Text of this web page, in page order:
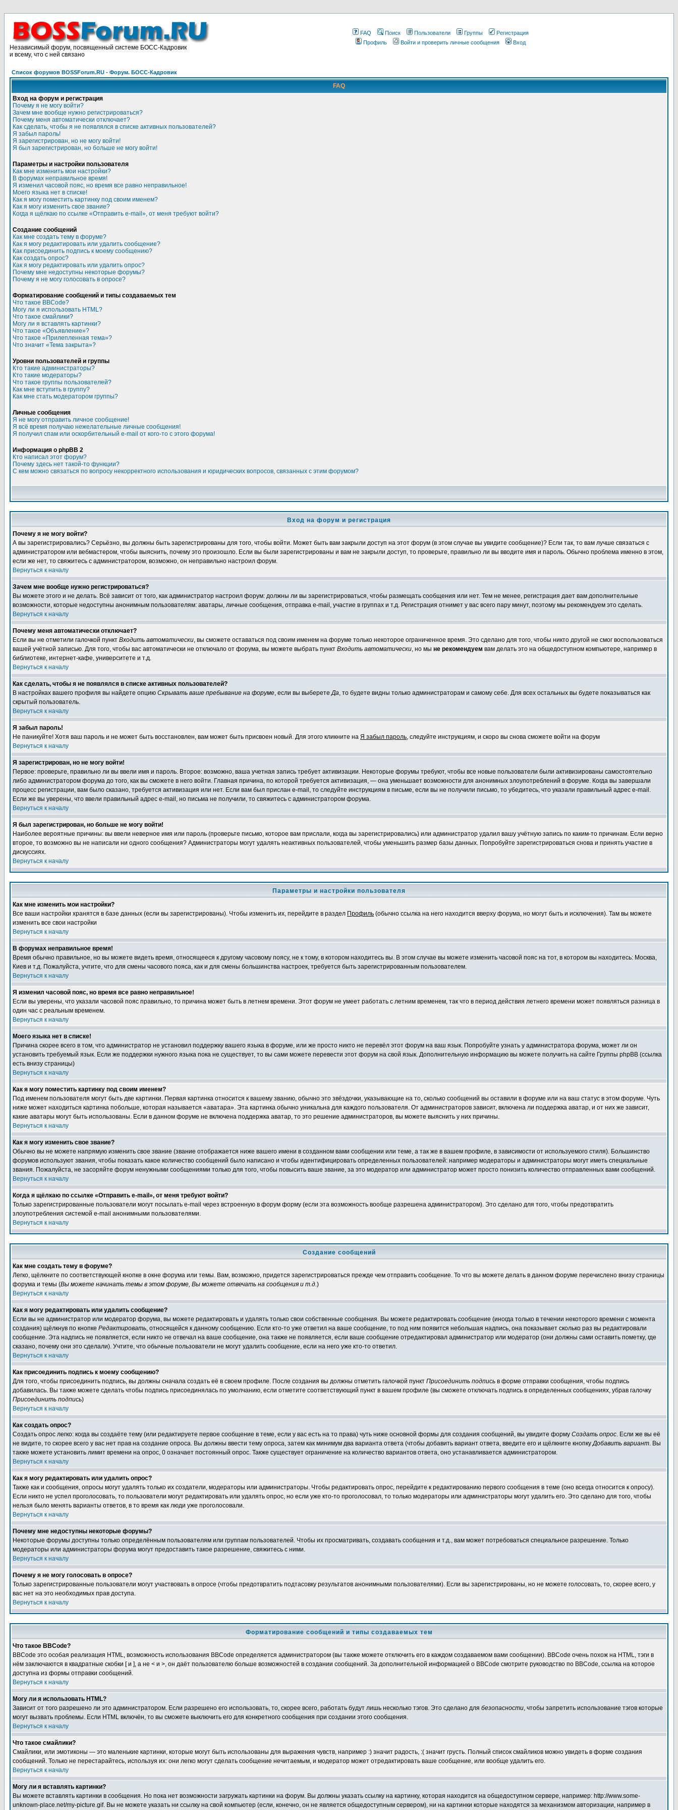
Независимый форум, посвященный системе БОСС-Кадровик
и всему, что с ней связано
FAQ Поиск Пользователи Группы
Регистрация
Профиль
Войти и проверить личные сообщения Вход
Список форумов BOSSForum.RU - Форум. БОСС-Кадровик
FAQ
Вход на форум и регистрация
Почему я не могу войти?
Зачем мне вообще нужно регистрироваться?
Почему меня автоматически отключает?
Как сделать, чтобы я не появлялся в списке активных пользователей?
Я забыл пароль!
Я зарегистрирован, но не могу войти!
Я был зарегистрирован, но больше не могу войти!
Параметры и настройки пользователя
Как мне изменить мои настройки?
В форумах неправильное время!
Я изменил часовой пояс, но время все равно неправильное!
Моего языка нет в списке!
Как я могу поместить картинку под своим именем?
Как я могу изменить свое звание?
Когда я щёлкаю по ссылке «Отправить e-mail», от меня требуют войти?
Создание сообщений
Как мне создать тему в форуме?
Как я могу редактировать или удалить сообщение?
Как присоединить подпись к моему сообщению?
Как создать опрос?
Как я могу редактировать или удалить опрос?
Почему мне недоступны некоторые форумы?
Почему я не могу голосовать в опросе?
Форматирование сообщений и типы создаваемых тем
Что такое BBCode?
Могу ли я использовать HTML?
Что такое смайлики?
Могу ли я вставлять картинки?
Что такое «Объявление»?
Что такое «Прилепленная тема»?
Что значит «Тема закрыта»?
Уровни пользователей и группы
Кто такие администраторы?
Кто такие модераторы?
Что такое группы пользователей?
Как мне вступить в группу?
Как мне стать модератором группы?
Личные сообщения
Я не могу отправить личное сообщение!
Я всё время получаю нежелательные личные сообщения!
Я получил спам или оскорбительный e-mail от кого-то с этого форума!
Информация о phpBB 2
Кто написал этот форум?
Почему здесь нет такой-то функции?
С кем можно связаться по вопросу некорректного использования и юридических вопросов, связанных с этим форумом?
Вход на форум и регистрация
Почему я не могу войти?
А вы зарегистрировались? Серьёзно, вы должны быть зарегистрированы для того, чтобы войти. Может быть вам закрыли доступ на этот форум (в этом случае вы увидите сообщение)? Если так, то вам лучше связаться с
администратором или вебмастером, чтобы выяснить, почему это произошло. Если вы были зарегистрированы и вам не закрыли доступ, то проверьте, правильно ли вы вводите имя и пароль. Обычно проблема именно в этом,
если же нет, то свяжитесь с администратором, возможно, он неправильно настроил форум.
Вернуться к началу
Зачем мне вообще нужно регистрироваться?
Вы можете этого и не делать. Всё зависит от того, как администратор настроил форум: должны ли вы зарегистрироваться, чтобы размещать сообщения или нет. Тем не менее, регистрация дает вам дополнительные
возможности, которые недоступны анонимным пользователям: аватары, личные сообщения, отправка e-mail, участие в группах и т.д. Регистрация отнимет у вас всего пару минут, поэтому мы рекомендуем это сделать.
Вернуться к началу
Почему меня автоматически отключает?
Если вы не отметили галочкой пункт Входить автоматически, вы сможете оставаться под своим именем на форуме только некоторое ограниченное время. Это сделано для того, чтобы никто другой не смог воспользоваться
вашей учётной записью. Для того, чтобы вас автоматически не отключало от форума, вы можете выбрать пункт Входить автоматически, но мы не рекомендуем вам делать это на общедоступном компьютере, например в
библиотеке, интернет-кафе, университете и т.д.
Вернуться к началу
Как сделать, чтобы я не появлялся в списке активных пользователей?
В настройках вашего профиля вы найдете опцию Скрывать ваше пребывание на форуме, если вы выберетеДа, то будете видны только администраторам и самому себе. Для всех остальных вы будете показываться как
скрытый пользователь.
Вернуться к началу
Я забыл пароль!
Не паникуйте! Хотя ваш пароль и не может быть восстановлен, вам может быть присвоен новый. Для этого кликните на Я забыл пароль, следуйте инструкциям, и скоро вы снова сможете войти на форум
Вернуться к началу
Я зарегистрирован, но не могу войти!
Первое: проверьте, правильно ли вы ввели имя и пароль. Второе: возможно, ваша учетная запись требует активизации. Некоторые форумы требуют, чтобы все новые пользователи были активизированы самостоятельно
либо администратором форума до того, как вы сможете в него войти. Главная причина, по которой требуется активизация, — она уменьшает возможности для анонимных злоупотреблений в форуме. Когда вы завершали
процесс регистрации, вам было сказано, требуется активизация или нет. Если вам был прислан e-mail, то следуйте инструкциям в письме, если вы не получили письмо, то убедитесь, что указали правильный адрес e-mail.
Если же вы уверены, что ввели правильный адрес e-mail, но письма не получили, то свяжитесь с администратором форума.
Вернуться к началу
Я был зарегистрирован, но больше не могу войти!
Наиболее вероятные причины: вы ввели неверное имя или пароль (проверьте письмо, которое вам прислали, когда вы зарегистрировались) или администратор удалил вашу учётную запись по каким-то причинам. Если верно
второе, то возможно вы не написали ни одного сообщения? Администраторы могут удалять неактивных пользователей, чтобы уменьшить размер базы данных. Попробуйте зарегистрироваться снова и принять участие в
дискуссиях.
Вернуться к началу
Параметры и настройки пользователя
Как мне изменить мои настройки?
Все ваши настройки хранятся в базе данных (если вы зарегистрированы). Чтобы изменить их, перейдите в раздел Профиль (обычно ссылка на него находится вверху форума, но могут быть и исключения). Там вы можете
изменить все свои настройки
Вернуться к началу
В форумах неправильное время!
Время обычно правильное, но вы можете видеть время, относящееся к другому часовому поясу, не к тому, в котором находитесь вы. В этом случае вы можете изменить часовой пояс на тот, в котором вы находитесь: Москва,
Киев и т.д. Пожалуйста, учтите, что для смены часового пояса, как и для смены большинства настроек, требуется быть зарегистрированным пользователем.
Вернуться к началу
Я изменил часовой пояс, но время все равно неправильное!
Если вы уверены, что указали часовой пояс правильно, то причина может быть в летнем времени. Этот форум не умеет работать с летним временем, так что в период действия летнего времени может появляться разница в
один час с реальным временем.
Вернуться к началу
Моего языка нет в списке!
Причина скорее всего в том, что администратор не установил поддержку вашего языка в форуме, или же просто никто не перевёл этот форум на ваш язык. Попробуйте узнать у администратора форума, может ли он
установить требуемый язык. Если же поддержки нужного языка пока не существует, то вы сами можете перевести этот форум на свой язык. Дополнительную информацию вы можете получить на сайте Группы phpBB (ссылка
есть внизу страницы)
Вернуться к началу
Как я могу поместить картинку под своим именем?
Под именем пользователя могут быть две картинки. Первая картинка относится к вашему званию, обычно это звёздочки, указывающие на то, сколько сообщений вы оставили в форуме или на ваш статус в этом форуме. Чуть
ниже может находиться картинка побольше, которая называется «аватара». Эта картинка обычно уникальна для каждого пользователя. От администраторов зависит, включена ли поддержка аватар, и от них же зависит,
какие аватары могут быть использованы. Если в данном форуме не включена поддержка аватар, то это решение администраторов, вы можете выяснить у них причины.
Вернуться к началу
Как я могу изменить свое звание?
Обычно вы не можете напрямую изменить свое звание (звание отображается ниже вашего имени в созданном вами сообщении или теме, а так же в вашем профиле, в зависимости от используемого стиля). Большинство
форумов используют звания, чтобы показать какое количество сообщений было написано и чтобы идентифицировать определенных пользователей: например модераторы и администраторы могут иметь специальные
звания. Пожалуйста, не засоряйте форум ненужными сообщениями только для того, чтобы повысить ваше звание, за это модератор или администратор может просто понизить количество отправленных вами сообщений.
Вернуться к началу
Когда я щёлкаю по ссылке «Отправить e-mail», от меня требуют войти?
Только зарегистрированные пользователи могут посылать e-mail через встроенную в форум форму (если эта возможность вообще разрешена администратором). Это сделано для того, чтобы предотвратить
злоупотребления системой e-mail анонимными пользователями.
Вернуться к началу
Создание сообщений
Как мне создать тему в форуме?
Легко, щёлкните по соответствующей кнопке в окне форума или темы. Вам, возможно, придется зарегистрироваться прежде чем отправить сообщение. То что вы можете делать в данном форуме перечислено внизу страницы
форума и темы (Вы можете начинать темы в этом форуме, Вы можете отвечать на сообщения и т.д.)
Вернуться к началу
Как я могу редактировать или удалить сообщение?
Если вы не администратор или модератор форума, вы можете редактировать и удалять только свои собственные сообщения. Вы можете редактировать сообщение (иногда только в течении некоторого времени с момента
создания) щёлкнув по кнопке Редактировать, относящейся к данному сообщению. Если кто-то уже ответил на ваше сообщение, то под ним появится небольшая надпись, она показывает сколько раз вы редактировали
сообщение. Эта надпись не появляется, если никто не отвечал на ваше сообщение, она также не появляется, если ваше сообщение отредактировал администратор или модератор (они должны сами оставить пометку, где
сказано, почему они это сделали). Учтите, что обычные пользователи не могут удалить сообщение, если на него уже кто-то ответил.
Вернуться к началу
Как присоединить подпись к моему сообщению?
Для того, чтобы присоединить подпись, вы должны сначала создать её в своем профиле. После создания вы должны отметить галочкой пункт Присоединить подпись в форме отправки сообщения, чтобы подпись
добавилась. Вы также можете сделать чтобы подпись присоединялась по умолчанию, если отметите соответствующий пункт в вашем профиле (вы сможете отключать подпись в определенных сообщениях, убрав галочку
Присоединить подпись)
Вернуться к началу
Как создать опрос?
Создать опрос легко: когда вы создаёте тему (или редактируете первое сообщение в теме, если у вас есть на то права) чуть ниже основной формы для создания сообщений, вы увидите форму Создать опрос. Если же вы её
не видите, то скорее всего у вас нет прав на создание опроса. Вы должны ввести тему опроса, затем как минимум два варианта ответа (чтобы добавить вариант ответа, введите его и щёлкните кнопкуДобавить вариант. Вы
также можете установить лимит времени на опрос, 0 означает постоянный опрос. Также существует ограничение на количество вариантов ответа, оно устанавливается администратором.
Вернуться к началу
Как я могу редактировать или удалить опрос?
Также как и сообщения, опросы могут удалять только их создатели, модераторы или администраторы. Чтобы редактировать опрос, перейдите к редактированию первого сообщения в теме (оно всегда относится к опросу).
Если никто не успел проголосовать, то пользователи могут редактировать или удалять опрос, но если уже кто-то проголосовал, то только модераторы или администраторы могут удалить его. Это сделано для того, чтобы
нельзя было менять варианты ответов, в то время как люди уже проголосовали.
Вернуться к началу
Почему мне недоступны некоторые форумы?
Некоторые форумы доступны только определённым пользователям или группам пользователей. Чтобы их просматривать, создавать сообщения и т.д., вам может потребоваться специальное разрешение. Только
модераторы или администраторы форума могут предоставить такое разрешение, свяжитесь с ними.
Вернуться к началу
Почему я не могу голосовать в опросе?
Только зарегистрированные пользователи могут участвовать в опросе (чтобы предотвратить подтасовку результатов анонимными пользователями). Если вы зарегистрированы, но не можете голосовать, то, скорее всего, у
вас нет на это необходимых прав доступа.
Вернуться к началу
Форматирование сообщений и типы создаваемых тем
Что такое BBCode?
BBCode это особая реализация HTML, возможность использования BBCode определяется администратором (вы также можете отключить его в каждом создаваемом вами сообщении). BBCode очень похож на HTML, тэги в
нём заключаются в квадратные скобки [ и ], а не < и >, он даёт пользователю больше возможностей в создании сообщений. За дополнительной информацией о BBCode смотрите руководство по BBCode, ссылка на которое
доступна из формы отправки сообщений.
Вернуться к началу
Могу ли я использовать HTML?
Зависит от того разрешено ли это администратором. Если разрешено его использовать, то, скорее всего, работать будут лишь несколько тэгов. Это сделано для безопасности, чтобы запретить использование тэгов которые
могут вызвать проблемы. Если HTML включён, то вы сможете выключить его для конкретного сообщения при создании этого сообщения.
Вернуться к началу
Что такое смайлики?
Смайлики, или эмотиконы — это маленькие картинки, которые могут быть использованы для выражения чувств, например :) значит радость, :( значит грусть. Полный список смайликов можно увидеть в форме создания
сообщений. Только не перестарайтесь, используя их: они легко могут сделать сообщение нечитаемым, и модератор может отредактировать ваше сообщение, или вообще удалить его.
Вернуться к началу
Могу ли я вставлять картинки?
Вы можете вставлять картинки в сообщения. Но пока нет возможности загружать картинки на форум. Вы должны указать ссылку на картинку, которая находится на общедоступном сервере, например: http://www.some-
unknown-place.net/my-picture.gif. Вы не можете указать ни ссылку на свой компьютер (если, конечно, он не является общедоступным сервером), ни на картинки которые находятся за механизмом авторизации, например в